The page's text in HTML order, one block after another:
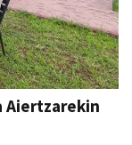
Aiertzarekin